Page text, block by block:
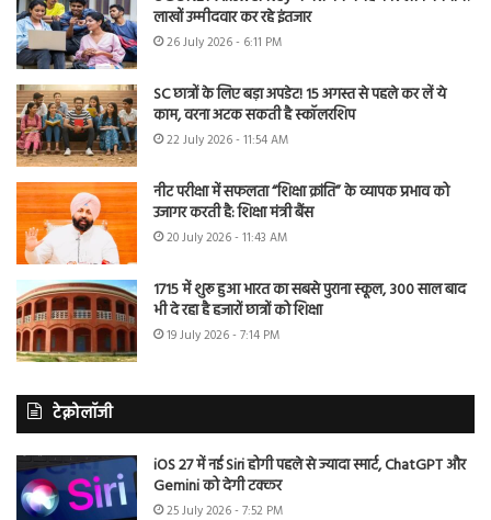
लाखों उम्मीदवार कर रहे इंतजार
26 July 2026 - 6:11 PM
SC छात्रों के लिए बड़ा अपडेट! 15 अगस्त से पहले कर लें ये
काम, वरना अटक सकती है स्कॉलरशिप
22 July 2026 - 11:54 AM
नीट परीक्षा में सफलता “शिक्षा क्रांति” के व्यापक प्रभाव को
उजागर करती है: शिक्षा मंत्री बैंस
20 July 2026 - 11:43 AM
1715 में शुरू हुआ भारत का सबसे पुराना स्कूल, 300 साल बाद
भी दे रहा है हजारों छात्रों को शिक्षा
19 July 2026 - 7:14 PM
टेक्नोलॉजी
iOS 27 में नई Siri होगी पहले से ज्यादा स्मार्ट, ChatGPT और
Gemini को देगी टक्कर
25 July 2026 - 7:52 PM